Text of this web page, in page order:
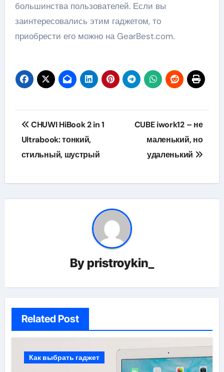
большинства пользователей. Если вы
заинтересовались этим гаджетом, то
приобрести его можно на GearBest.com.
Навигация
по
записям
CHUWI HiBook 2 in 1
Ultrabook: тонкий,
стильный, шустрый
CUBE iwork12 – не
маленький, но
удаленький
By pristroykin_
Related Post
Как выбрать гаджет